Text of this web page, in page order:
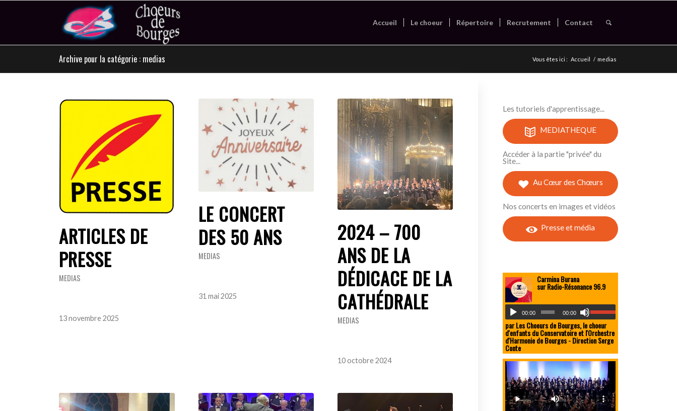
Accueil Le choeur Répertoire Recrutement Contact
Archive pour la catégorie : medias Vous êtes ici : Accueil / medias
ARTICLES DE
PRESSE
MEDIAS
13 novembre 2025
LE CONCERT
DES 50 ANS
MEDIAS
31 mai 2025
2024 – 700
ANS DE LA
DÉDICACE DE LA
CATHÉDRALE
MEDIAS
10 octobre 2024
Les tutoriels d'apprentissage...
MEDIATHEQUE
Accéder à la partie "privée" du
Site...
Au Cœur des Chœurs
Nos concerts en images et vidéos
Presse et média
Carmina Burana
sur Radio-Résonance 96.9
00:00 00:00
par Les Choeurs de Bourges, le choeur
d'enfants du Conservatoire et l'Orchestre
d'Harmonie de Bourges - Direction Serge
Conte